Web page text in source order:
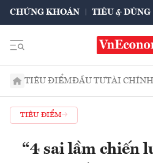
CHỨNG KHOÁN TIÊU & DÙNG
TIÊU ĐIỂMĐẦU TƯTÀI CHÍNH
TIÊU ĐIỂM
“4 sai lầm chiến